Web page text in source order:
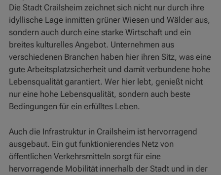
Die Stadt Crailsheim zeichnet sich nicht nur durch ihre
idyllische Lage inmitten grüner Wiesen und Wälder aus,
sondern auch durch eine starke Wirtschaft und ein
breites kulturelles Angebot. Unternehmen aus
verschiedenen Branchen haben hier ihren Sitz, was eine
gute Arbeitsplatzsicherheit und damit verbundene hohe
Lebensqualität garantiert. Wer hier lebt, genießt nicht
nur eine hohe Lebensqualität, sondern auch beste
Bedingungen für ein erfülltes Leben.
Auch die Infrastruktur in Crailsheim ist hervorragend
ausgebaut. Ein gut funktionierendes Netz von
öffentlichen Verkehrsmitteln sorgt für eine
hervorragende Mobilität innerhalb der Stadt und in der